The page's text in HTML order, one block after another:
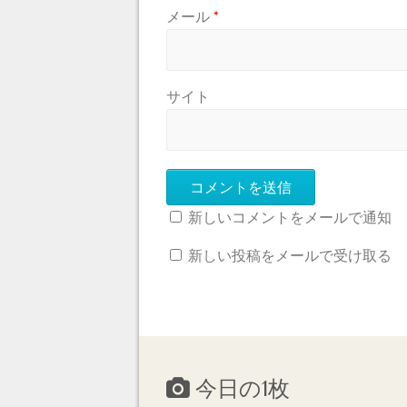
メール *
サイト
新しいコメントをメールで通知
新しい投稿をメールで受け取る
今日の1枚